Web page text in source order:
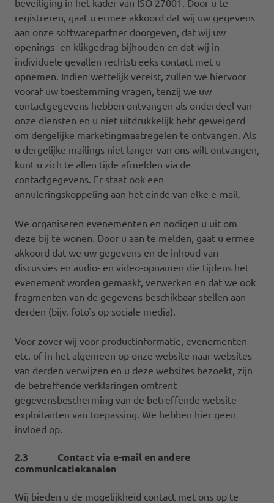
registreren, gaat u ermee akkoord dat wij uw gegevens
aan onze softwarepartner doorgeven, dat wij uw
openings- en klikgedrag bijhouden en dat wij in
individuele gevallen rechtstreeks contact met u
opnemen. Indien wettelijk vereist, zullen we hiervoor
vooraf uw toestemming vragen, tenzij we uw
contactgegevens hebben ontvangen als onderdeel van
onze diensten en u niet uitdrukkelijk hebt geweigerd
om dergelijke marketingmaatregelen te ontvangen. Als
u dergelijke mailings niet langer van ons wilt ontvangen,
kunt u zich te allen tijde afmelden via de
contactgegevens. Er staat ook een
annuleringskoppeling aan het einde van elke e-mail.
We organiseren evenementen en nodigen u uit om
deze bij te wonen. Door u aan te melden, gaat u ermee
akkoord dat we uw gegevens en de inhoud van
discussies en audio- en video-opnamen die tijdens het
evenement worden gemaakt, verwerken en dat we ook
fragmenten van de gegevens beschikbaar stellen aan
derden (bijv. foto's op sociale media).
Voor zover wij voor productinformatie, evenementen
etc. of in het algemeen op onze website naar websites
van derden verwijzen en u deze websites bezoekt, zijn
de betreffende verklaringen omtrent
gegevensbescherming van de betreffende website-
exploitanten van toepassing. We hebben hier geen
invloed op.
2.3 Contact via e-mail en andere
communicatiekanalen
Wij bieden u de mogelijkheid contact met ons op te